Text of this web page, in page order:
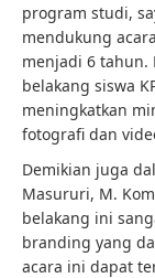
program studi,
mendukung
menjadi 6 tahun.
belakang siswa
meningkatkan
fotografi dan
Demikian juga
Masururi, M.
belakang ini
branding yang
acara ini dapat